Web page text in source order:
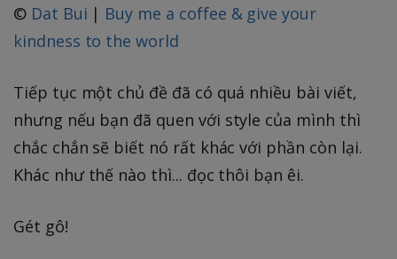
© Dat Bui | Buy me a coffee & give your
kindness to the world
Tiếp tục một chủ đề đã có quá nhiều bài viết,
nhưng nếu bạn đã quen với style của mình thì
chắc chắn sẽ biết nó rất khác với phần còn lại.
Khác như thế nào thì... đọc thôi bạn êi.
Gét gô!